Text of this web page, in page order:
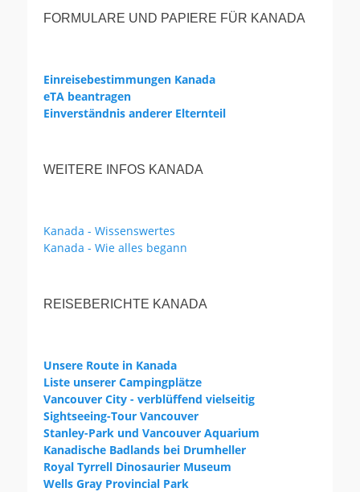
FORMULARE UND PAPIERE FÜR KANADA
Einreisebestimmungen Kanada
eTA beantragen
Einverständnis anderer Elternteil
WEITERE INFOS KANADA
Kanada - Wissenswertes
Kanada - Wie alles begann
REISEBERICHTE KANADA
Unsere Route in Kanada
Liste unserer Campingplätze
Vancouver City - verblüffend vielseitig
Sightseeing-Tour Vancouver
Stanley-Park und Vancouver Aquarium
Kanadische Badlands bei Drumheller
Royal Tyrrell Dinosaurier Museum
Wells Gray Provincial Park